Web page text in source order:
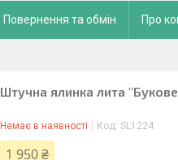
Повернення та обмін Про
Штучна ялинка лита
Немає в наявності Код: SL1224
1 950 ₴